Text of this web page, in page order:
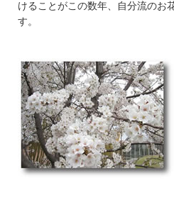
けることがこの数年、自分流のお
す。